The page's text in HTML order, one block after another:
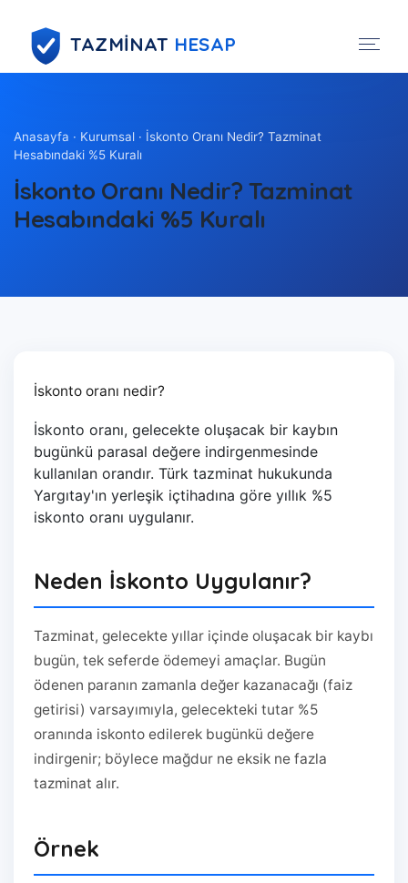
TAZMİNAT HESAP
Anasayfa · Kurumsal · İskonto Oranı Nedir? Tazminat
Hesabındaki %5 Kuralı
İskonto Oranı Nedir? Tazminat
Hesabındaki %5 Kuralı
İskonto oranı nedir?
İskonto oranı, gelecekte oluşacak bir kaybın
bugünkü parasal değere indirgenmesinde
kullanılan orandır. Türk tazminat hukukunda
Yargıtay'ın yerleşik içtihadına göre yıllık %5
iskonto oranı uygulanır.
Neden İskonto Uygulanır?
Tazminat, gelecekte yıllar içinde oluşacak bir kaybı
bugün, tek seferde ödemeyi amaçlar. Bugün
ödenen paranın zamanla değer kazanacağı (faiz
getirisi) varsayımıyla, gelecekteki tutar %5
oranında iskonto edilerek bugünkü değere
indirgenir; böylece mağdur ne eksik ne fazla
tazminat alır.
Örnek